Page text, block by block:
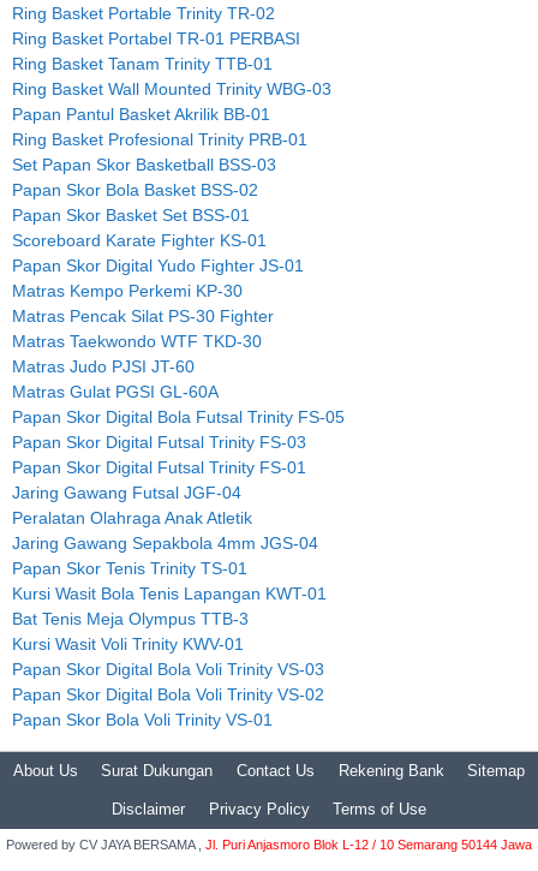
Ring Basket Portable Trinity TR-02
Ring Basket Portabel TR-01 PERBASI
Ring Basket Tanam Trinity TTB-01
Ring Basket Wall Mounted Trinity WBG-03
Papan Pantul Basket Akrilik BB-01
Ring Basket Profesional Trinity PRB-01
Set Papan Skor Basketball BSS-03
Papan Skor Bola Basket BSS-02
Papan Skor Basket Set BSS-01
Scoreboard Karate Fighter KS-01
Papan Skor Digital Yudo Fighter JS-01
Matras Kempo Perkemi KP-30
Matras Pencak Silat PS-30 Fighter
Matras Taekwondo WTF TKD-30
Matras Judo PJSI JT-60
Matras Gulat PGSI GL-60A
Papan Skor Digital Bola Futsal Trinity FS-05
Papan Skor Digital Futsal Trinity FS-03
Papan Skor Digital Futsal Trinity FS-01
Jaring Gawang Futsal JGF-04
Peralatan Olahraga Anak Atletik
Jaring Gawang Sepakbola 4mm JGS-04
Papan Skor Tenis Trinity TS-01
Kursi Wasit Bola Tenis Lapangan KWT-01
Bat Tenis Meja Olympus TTB-3
Kursi Wasit Voli Trinity KWV-01
Papan Skor Digital Bola Voli Trinity VS-03
Papan Skor Digital Bola Voli Trinity VS-02
Papan Skor Bola Voli Trinity VS-01
About Us Surat Dukungan Contact Us Rekening Bank Sitemap
Disclaimer Privacy Policy Terms of Use
Powered by CV JAYA BERSAMA , Jl. Puri Anjasmoro Blok L-12 / 10 Semarang 50144 Jawa